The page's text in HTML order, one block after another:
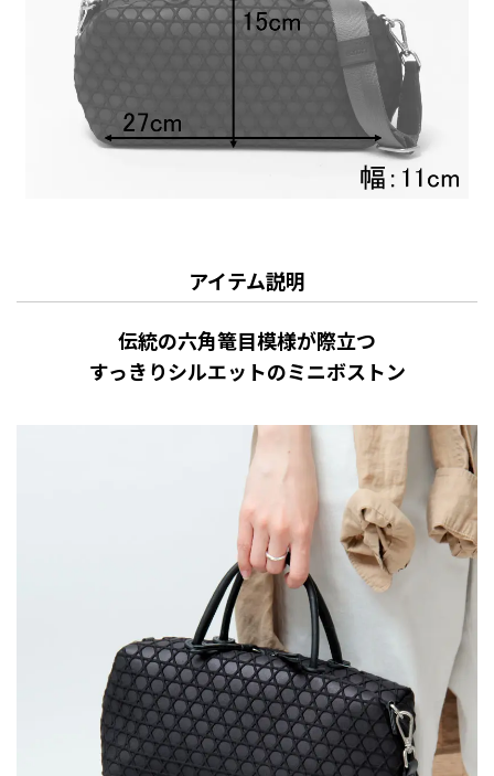
アイテム説明
伝統の六角篭目模様が際立つ
すっきりシルエットのミニボストン